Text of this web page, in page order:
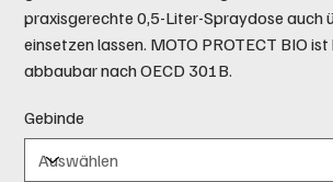
praxisgerechte 0,5-Liter-Spraydose auch
einsetzen lassen. MOTO PROTECT BIO
abbaubar nach OECD 301B.
Gebinde